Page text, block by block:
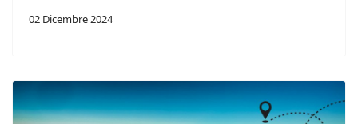
02 Dicembre 2024